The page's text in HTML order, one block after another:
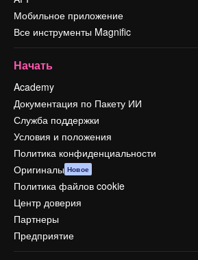
Мобильное приложение
Все инструменты Magnific
Начать
Academy
Документация по Пакету ИИ
Служба поддержки
Условия и положения
Политика конфиденциальности
Оригиналы Новое
Политика файлов cookie
Центр доверия
Партнеры
Предприятие